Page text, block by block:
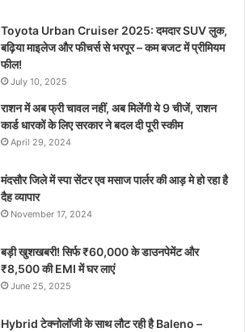
Toyota Urban Cruiser 2025: दमदार SUV लुक,
बढ़िया माइलेज और फीचर्स से भरपूर – कम बजट में प्रीमियम
फील!
July 10, 2025
राशन में अब फ्री चावल नहीं, अब मिलेंगी ये 9 चीजें, राशन
कार्ड धारकों के लिए सरकार ने बदल दी पूरी स्कीम
April 29, 2024
मंदसौर जिले में स्पा सेंटर एव मसाज पार्लर की आड़ मे हो रहा है
दैह व्यापार
November 17, 2024
बड़ी खुशखबरी! सिर्फ ₹60,000 के डाउनपेमेंट और
₹8,500 की EMI में घर लाएं
June 25, 2025
Hybrid टेक्नोलॉजी के साथ लौट रही है Baleno –